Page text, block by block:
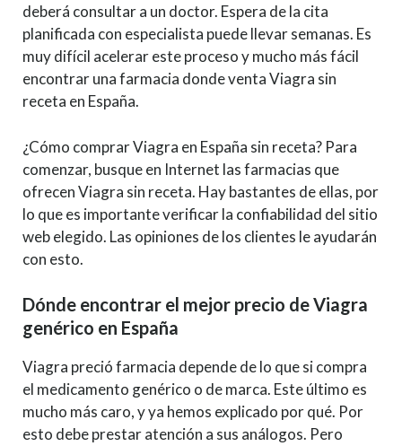
deberá consultar a un doctor. Espera de la cita
planificada con especialista puede llevar semanas. Es
muy difícil acelerar este proceso y mucho más fácil
encontrar una farmacia donde venta Viagra sin
receta en España.
¿Cómo comprar Viagra en España sin receta? Para
comenzar, busque en Internet las farmacias que
ofrecen Viagra sin receta. Hay bastantes de ellas, por
lo que es importante verificar la confiabilidad del sitio
web elegido. Las opiniones de los clientes le ayudarán
con esto.
Dónde encontrar el mejor precio de Viagra
genérico en España
Viagra preció farmacia depende de lo que si compra
el medicamento genérico o de marca. Este último es
mucho más caro, y ya hemos explicado por qué. Por
esto debe prestar atención a sus análogos. Pero